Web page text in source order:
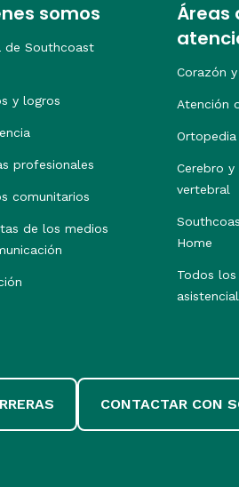
somos
de Southcoast
y logros
profesionales
comunitarios
de los medios
Áreas
Corazón
Atención
Ortopedia
Cerebro y
vertebral
Home
Todos
CONTACTAR CON